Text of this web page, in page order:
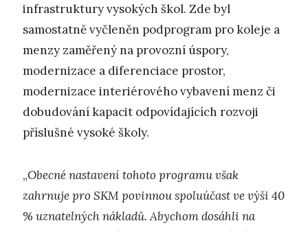
infrastruktury vysokých škol. Zde byl
samostatně vyčleněn podprogram pro koleje a
menzy zaměřený na provozní úspory,
modernizace a diferenciace prostor,
modernizace interiérového vybavení menz či
dobudování kapacit odpovídajících rozvoji
příslušné vysoké školy.
„Obecné nastavení tohoto programu však
zahrnuje pro SKM povinnou spoluúčast ve výši 40
% uznatelných nákladů. Abychom dosáhli na